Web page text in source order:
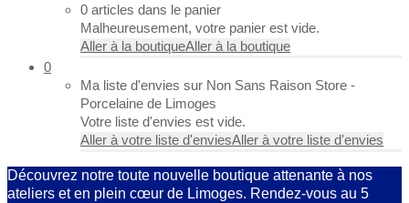
0 articles dans le panier
Malheureusement, votre panier est vide.
Aller à la boutiqueAller à la boutique
0
Ma liste d'envies sur Non Sans Raison Store -
Porcelaine de Limoges
Votre liste d'envies est vide.
Aller à votre liste d'enviesAller à votre liste d'envies
Découvrez notre toute nouvelle boutique attenante à nos
ateliers et en plein cœur de Limoges. Rendez-vous au 5